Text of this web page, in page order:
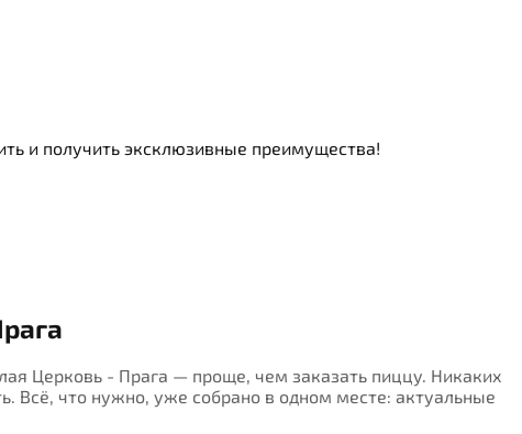
и получить эксклюзивные преимущества!
Церковь - Прага — проще, чем заказать пиццу. Никаких
Всё, что нужно, уже собрано в одном месте: актуальные